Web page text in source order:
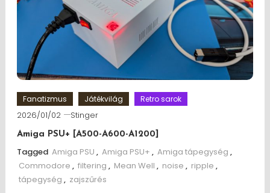
Fanatizmus Játékvilág Retro sarok
2026/01/02 Stinger
Amiga PSU+ [A500-A600-A1200]
Tagged Amiga PSU , Amiga PSU+ , Amiga tápegység ,
Commodore , filtering , Mean Well , noise , ripple ,
tápegység , zajszűrés